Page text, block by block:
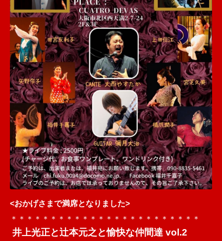
<おかげさまで満席となりました>
＊＊＊＊＊＊＊＊＊＊＊＊＊＊＊＊＊＊＊＊＊＊＊＊
井上光正と辻本元之と愉快な仲間達 vol.2